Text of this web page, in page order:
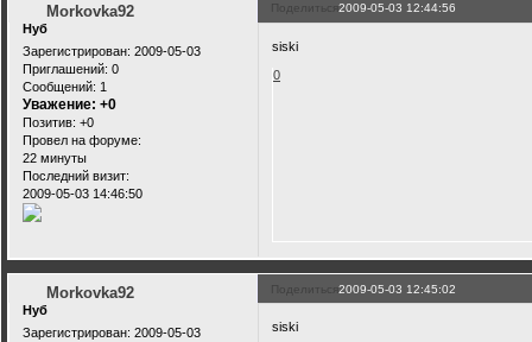
Поделиться2009-05-03 12:44:56
Morkovka92
Нуб
Зарегистрирован: 2009-05-03
Приглашений: 0
Сообщений: 1
Уважение: +0
Позитив: +0
Провел на форуме:
22 минуты
Последний визит:
2009-05-03 14:46:50
siski
0
Поделиться2009-05-03 12:45:02
Morkovka92
Нуб
Зарегистрирован: 2009-05-03
siski